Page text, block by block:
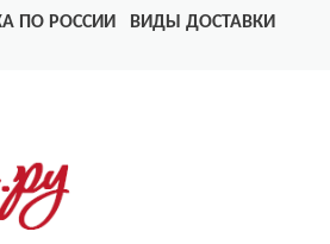
ПО РОССИИ
ВИДЫ ДОСТАВКИ